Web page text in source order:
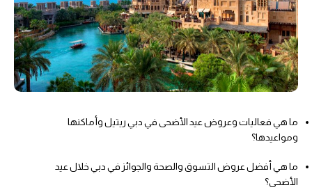
ما هي فعاليات وعروض عيد الأضحى في دبي ريتيل وأماكنها
ومواعيدها؟
ما هي أفضل عروض التسوق والصحة والجوائز في دبي خلال عيد
الأضحى؟